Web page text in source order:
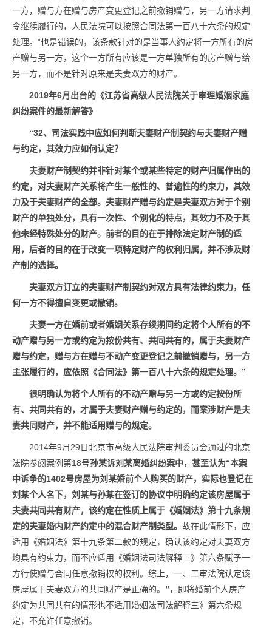
一方，赠与方在赠与房产变更登记之前撤销赠与，另一方请求判
令继续履行的，人民法院可以按照合同法第一百八十六条的规定
处理。”也是错误的，该条款针对的是当事人约定将一方所有的房
产赠与另一方，这个一方所有应该是一方单独所有的房产赠与给
另一方，而不是针对原来是夫妻双方的财产。
2019年6月出台的《江苏省高级人民法院关于审理婚姻家庭
纠纷案件的最新解答》
“32、司法实践中应如何判断夫妻财产制契约与夫妻财产赠
与约定，其效力应如何认定？
夫妻财产制契约并非针对某个或某些特定的财产归属作出的
约定，对夫妻财产关系将产生一般性的、普遍性的约束力，其效
力及于夫妻财产的全部。夫妻财产赠与约定是夫妻双方对于个别
财产的单独处分，具有一次性、个别化的特点，其效力不及于其
他未经特殊处分的财产。前者的目的在于排除法定财产制的适
用，后者的目的在于改变一项特定财产的权利归属，并不涉及财
产制的选择。
夫妻双方订立的夫妻财产制契约对双方具有法律约束力，任
何一方不得擅自变更或撤销。
夫妻一方在婚前或者婚姻关系存续期间约定将个人所有的不
动产赠与另一方或约定为按份共有、共同共有的，属于夫妻财产
赠与约定，赠与方在赠与不动产变更登记之前撤销赠与，另一方
主张履行的，应依照《合同法》第一百八十六条的规定处理。”
很明确认为将个人所有的不动产赠与另一方或约定按份所
有、共同共有的，才属于夫妻财产赠与约定的，而案涉财产是夫
妻共同财产，并不能适用赠与的规定。
2014年9月29日北京市高级人民法院审判委员会通过的北京
法院参阅案例第18号孙某诉刘某离婚纠纷案中，甚至认为“本案
中诉争的1402号房屋为刘某婚前个人购买的财产，实际也登记在
刘某个人名下，刘某与孙某在签订的协议中明确约定该房屋属于
夫妻共同共有财产，该约定在性质上属于《婚姻法》第十九条规
定的夫妻婚内财产约定中的混合财产制类型。 故在此情形下，应
适用《婚姻法》第十九条第二款的规定，确认该约定对夫妻双方
均具有约束力，而不应适用《婚姻法司法解释三》第六条赋予一
方行使赠与合同任意撤销权的权利。综上，一、二审法院认定该
房屋属于夫妻双方的共同财产是正确的。 ”，即将婚前个人房产
约定为共同共有的情形也不适用婚姻法司法解释三》第六条规
定，不允许任意撤销。